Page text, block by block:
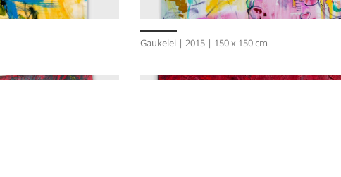
Gaukelei | 2015 | 150 x 150 cm